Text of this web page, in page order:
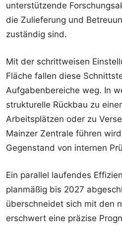
unterstützende
die Zulieferung und
zuständig sind.
Mit der schrittweisen
Fläche fallen diese
Aufgabenbereiche weg. In
strukturelle Rückbau zu
Arbeitsplätzen oder zu
Mainzer Zentrale führen
Gegenstand von internen
Ein parallel laufendes
planmäßig bis 2027
überschneidet sich mit den
erschwert eine präzise